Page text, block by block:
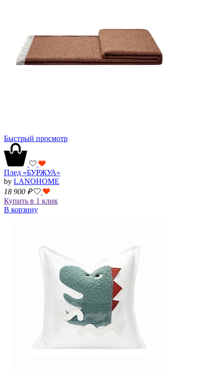
Быстрый просмотр
Плед «БУРЖУА»
by LANOHOME
18 900 ₽
Купить в 1 клик
В корзину